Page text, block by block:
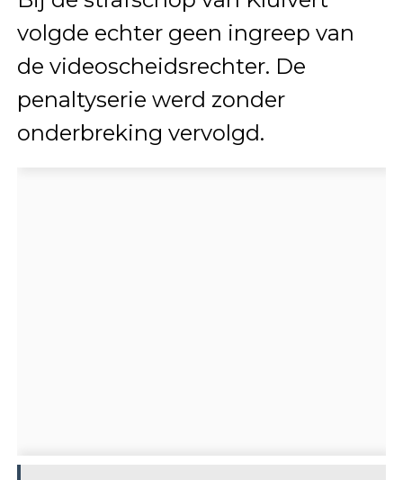
volgde echter geen ingreep van
de videoscheidsrechter. De
penaltyserie werd zonder
onderbreking vervolgd.